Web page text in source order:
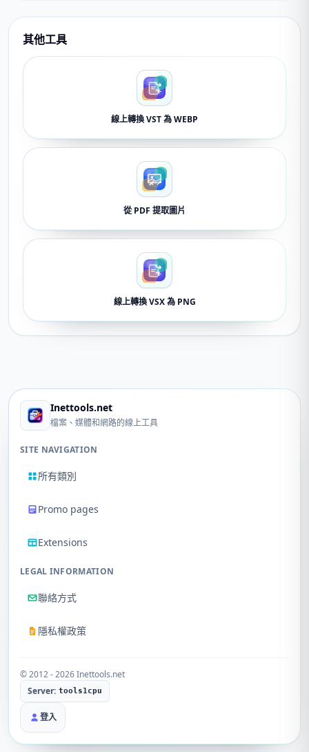
其他工具
線上轉換 VST 為 WEBP
從 PDF 提取圖片
線上轉換 VSX 為 PNG
Inettools.net
檔案、媒體和網路的線上工具
SITE NAVIGATION
所有類別
Promo pages
Extensions
LEGAL INFORMATION
聯絡方式
隱私權政策
© 2012 - 2026 Inettools.net
Server: tools1cpu
登入